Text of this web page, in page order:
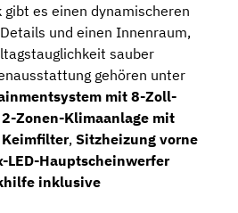
es einen dynamischeren
und einen Innenraum,
sauber
gehören unter
mit 8-Zoll-
2-Zonen-Klimaanlage mit
, Sitzheizung vorne
LED-Hauptscheinwerfer
inklusive